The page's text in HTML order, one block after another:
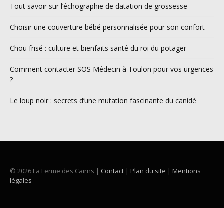
Tout savoir sur l’échographie de datation de grossesse
Choisir une couverture bébé personnalisée pour son confort
Chou frisé : culture et bienfaits santé du roi du potager
Comment contacter SOS Médecin à Toulon pour vos urgences
?
Le loup noir : secrets d’une mutation fascinante du canidé
© 2026 La Ferme des Cairns | Contact | Plan du site | Mentions
légales